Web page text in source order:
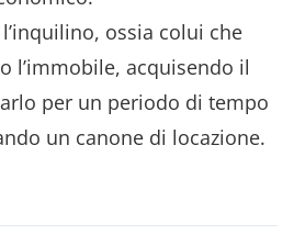
l’inquilino, ossia colui che
l’immobile, acquisendo il
per un periodo di tempo
un canone di locazione.